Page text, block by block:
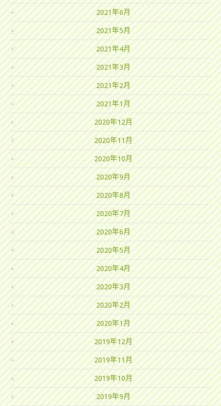
2021年6月
2021年5月
2021年4月
2021年3月
2021年2月
2021年1月
2020年12月
2020年11月
2020年10月
2020年9月
2020年8月
2020年7月
2020年6月
2020年5月
2020年4月
2020年3月
2020年2月
2020年1月
2019年12月
2019年11月
2019年10月
2019年9月